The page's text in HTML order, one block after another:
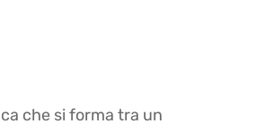
che si forma tra un